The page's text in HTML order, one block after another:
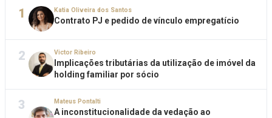
1 Katia Oliveira dos Santos
Contrato PJ e pedido de vínculo empregatício
2 Victor Ribeiro
Implicações tributárias da utilização de imóvel da
holding familiar por sócio
3 Mateus Pontalti
A inconstitucionalidade da vedação ao